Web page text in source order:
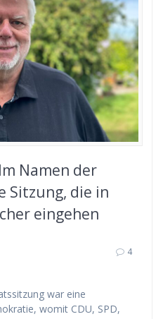
Namen der
Sitzung, die in
eingehen
4
war eine
womit CDU, SPD,